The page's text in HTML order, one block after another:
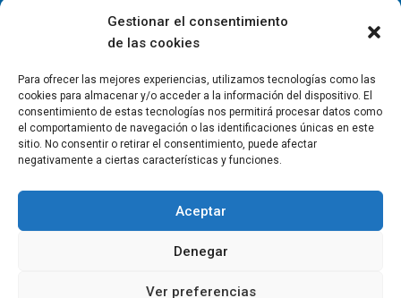
Gestionar el consentimiento
de las cookies
Para ofrecer las mejores experiencias, utilizamos tecnologías como las
cookies para almacenar y/o acceder a la información del dispositivo. El
consentimiento de estas tecnologías nos permitirá procesar datos como
el comportamiento de navegación o las identificaciones únicas en este
sitio. No consentir o retirar el consentimiento, puede afectar
negativamente a ciertas características y funciones.
Aceptar
Denegar
Ver preferencias
Copyright Colegio Oficial de Fisioterapeutas de la Región de